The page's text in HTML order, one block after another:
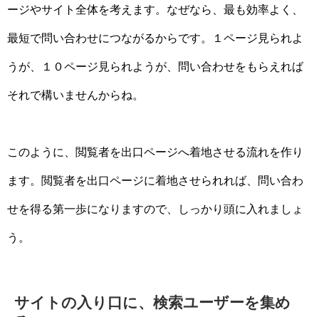
ージやサイト全体を考えます。なぜなら、最も効率よく、
最短で問い合わせにつながるからです。１ページ見られよ
うが、１０ページ見られようが、問い合わせをもらえれば
それで構いませんからね。
このように、閲覧者を出口ページへ着地させる流れを作り
ます。閲覧者を出口ページに着地させられれば、問い合わ
せを得る第一歩になりますので、しっかり頭に入れましょ
う。
サイトの入り口に、検索ユーザーを集め